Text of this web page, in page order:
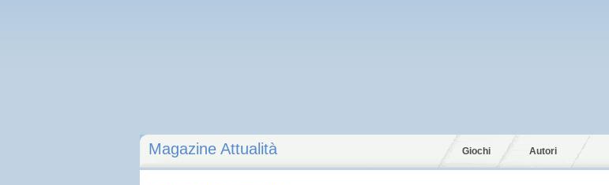
Magazine Attualità Giochi Autori